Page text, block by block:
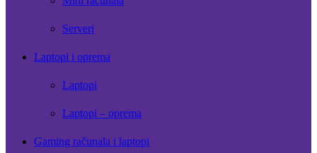
Serveri
Laptopi i oprema
Laptopi
Laptopi – oprema
Gaming računala i laptopi